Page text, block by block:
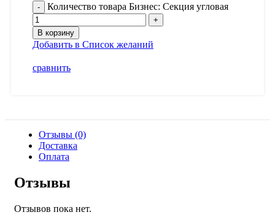
Количество товара Бизнес: Секция угловая
В корзину
Добавить в Список желаний
сравнить
Отзывы (0)
Доставка
Оплата
Отзывы
Отзывов пока нет.